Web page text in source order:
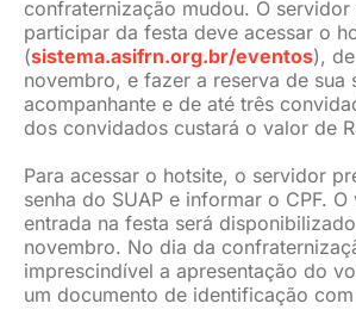
confraternização mudou. O servidor
participar da festa deve acessar o
(sistema.asifrn.org.br/eventos),
novembro, e fazer a reserva de sua
acompanhante e de até três
dos convidados custará o valor de
Para acessar o hotsite, o servidor
senha do SUAP e informar o CPF.
entrada na festa será
novembro. No dia da
imprescindível a apresentação do
um documento de identificação